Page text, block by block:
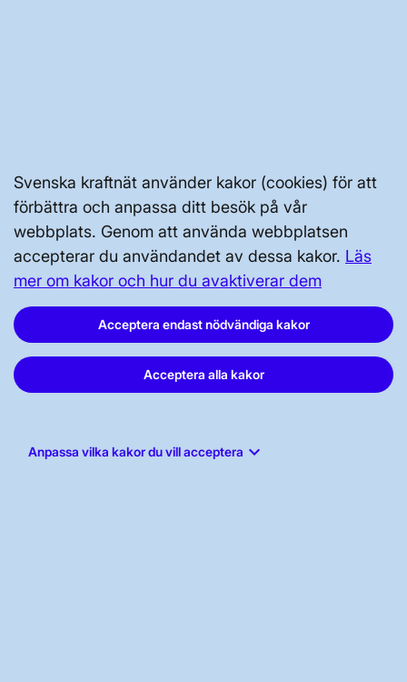
Svenska kraftnät använder kakor (cookies) för att
förbättra och anpassa ditt besök på vår
webbplats. Genom att använda webbplatsen
accepterar du användandet av dessa kakor. Läs
mer om kakor och hur du avaktiverar dem
Acceptera endast nödvändiga kakor
Acceptera alla kakor
Anpassa vilka kakor du vill acceptera keyboard_arrow_down
Kontakta oss
Press och nyheter
Prenumerera
Vår dataskyddspolicy
Tillgänglighetsredogörelse